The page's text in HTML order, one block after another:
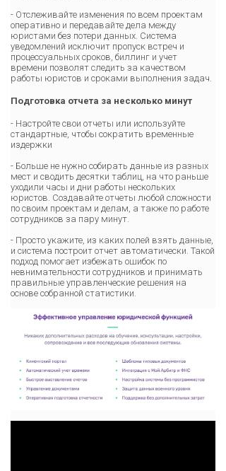
- Отслеживайте изменения по всем проектам
оперативно и передавайте дела между
юристами без потери данных. Система
уведомлений исключит пропуск встреч и
процессуальных сроков, биллинг и учет
времени позволят следить за качеством
работы юристов и сроками выполнения задач.
Подготовка отчета за несколько минут
- Настройте свои отчеты или используйте
стандартные, чтобы сократить временные
издержки
- Больше не нужно собирать данные из разных
мест и сводить десятки таблиц, на что раньше
уходили часы и дни работы нескольких
юристов. Создавайте отчеты любой сложности
по своим проектам и делам, а также по работе
сотрудников за пару минут.
- Просто укажите, из каких полей взять данные,
и система построит отчет автоматически. Такой
подход помогает избежать ошибок по
невнимательности сотрудников и принимать
правильные управленческие решения на
основе собранной статистики.